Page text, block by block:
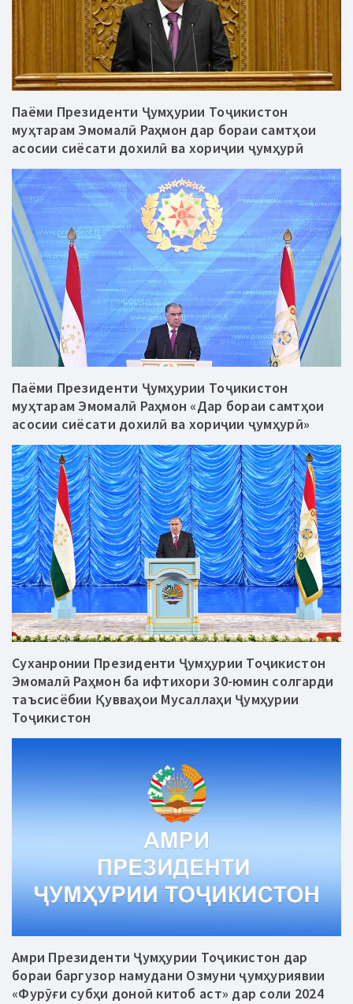
Паёми Президенти Ҷумҳурии Тоҷикистон
муҳтарам Эмомалӣ Раҳмон дар бораи самтҳои
асосии сиёсати дохилӣ ва хориҷии ҷумҳурӣ
Паёми Президенти Ҷумҳурии Тоҷикистон
муҳтарам Эмомалӣ Раҳмон «Дар бораи самтҳои
асосии сиёсати дохилӣ ва хориҷии ҷумҳурӣ»
Суханронии Президенти Ҷумҳурии Тоҷикистон
Эмомалӣ Раҳмон ба ифтихори 30-юмин солгарди
таъсисёбии Қувваҳои Мусаллаҳи Ҷумҳурии
Тоҷикистон
Амри Президенти Ҷумҳурии Тоҷикистон дар
бораи баргузор намудани Озмуни ҷумҳуриявии
«Фурӯғи субҳи доноӣ китоб аст» дар соли 2024